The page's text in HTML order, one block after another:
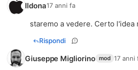
Ildona17 anni fa
staremo a vedere. Certo l'idea
Rispondi
Giuseppe Migliorino mod 17 anni